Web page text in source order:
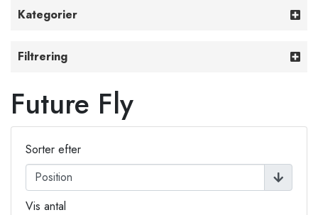
Kategorier
Filtrering
Future Fly
Sorter efter
Vis antal